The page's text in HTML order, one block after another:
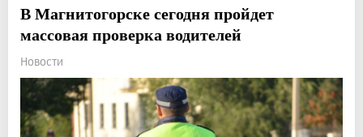
В Магнитогорске сегодня пройдет
массовая проверка водителей
Новости